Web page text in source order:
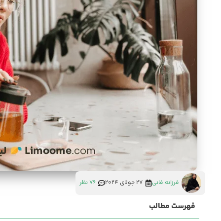
فرزانه فانی 27 جولای 2024 76 نظر
فهرست مطالب